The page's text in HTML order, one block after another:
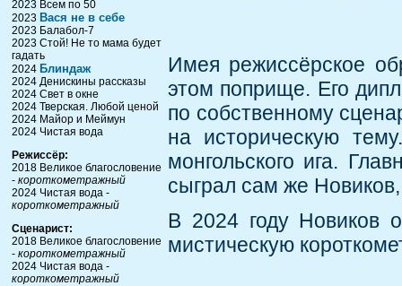
2023 Всем по 50
2023 Вася не в себе
2023 Балабол-7
2023 Стой! Не то мама будет
гадать
2024 Блиндаж
2024 Денискины рассказы
2024 Свет в окне
2024 Тверская. Любой ценой
2024 Майор и Меймун
2024 Чистая вода
Режиссёр:
2018 Великое благословение
- короткометражный
2024 Чистая вода -
короткометражный
Сценарист:
2018 Великое благословение
- короткометражный
2024 Чистая вода -
короткометражный
Имея режиссёрское
этом поприще. Его
по собственному
на историческую
монгольского ига.
сыграл сам же Новиков,
В 2024 году Новиков
мистическую